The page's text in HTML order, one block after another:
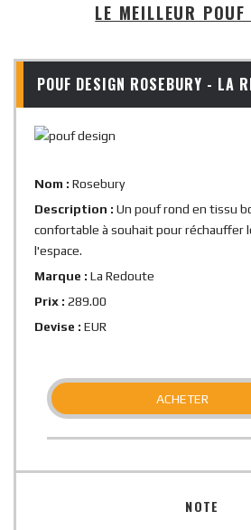
LE MEILLEUR POUF
POUF DESIGN ROSEBURY - LA
Nom : Rosebury
Description : Un pouf rond en tissu
confortable à souhait pour réchauffer
l'espace.
Marque : La Redoute
Prix : 289.00
Devise : EUR
ACHETER
NOTE